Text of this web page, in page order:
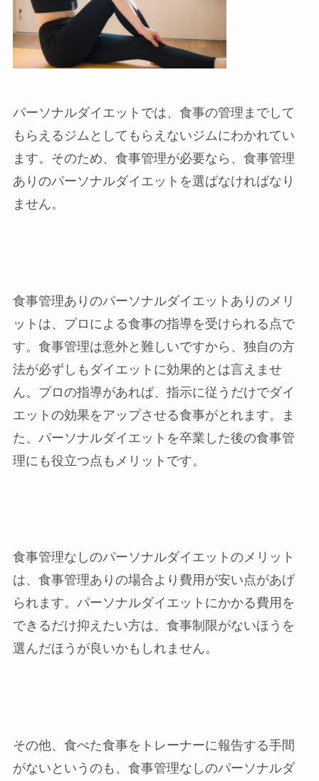
パーソナルダイエットでは、食事の管理までして
もらえるジムとしてもらえないジムにわかれてい
ます。そのため、食事管理が必要なら、食事管理
ありのパーソナルダイエットを選ばなければなり
ません。
食事管理ありのパーソナルダイエットありのメリ
ットは、プロによる食事の指導を受けられる点で
す。食事管理は意外と難しいですから、独自の方
法が必ずしもダイエットに効果的とは言えませ
ん。プロの指導があれば、指示に従うだけでダイ
エットの効果をアップさせる食事がとれます。ま
た、パーソナルダイエットを卒業した後の食事管
理にも役立つ点もメリットです。
食事管理なしのパーソナルダイエットのメリット
は、食事管理ありの場合より費用が安い点があげ
られます。パーソナルダイエットにかかる費用を
できるだけ抑えたい方は、食事制限がないほうを
選んだほうが良いかもしれません。
その他、食べた食事をトレーナーに報告する手間
がないというのも、食事管理なしのパーソナルダ